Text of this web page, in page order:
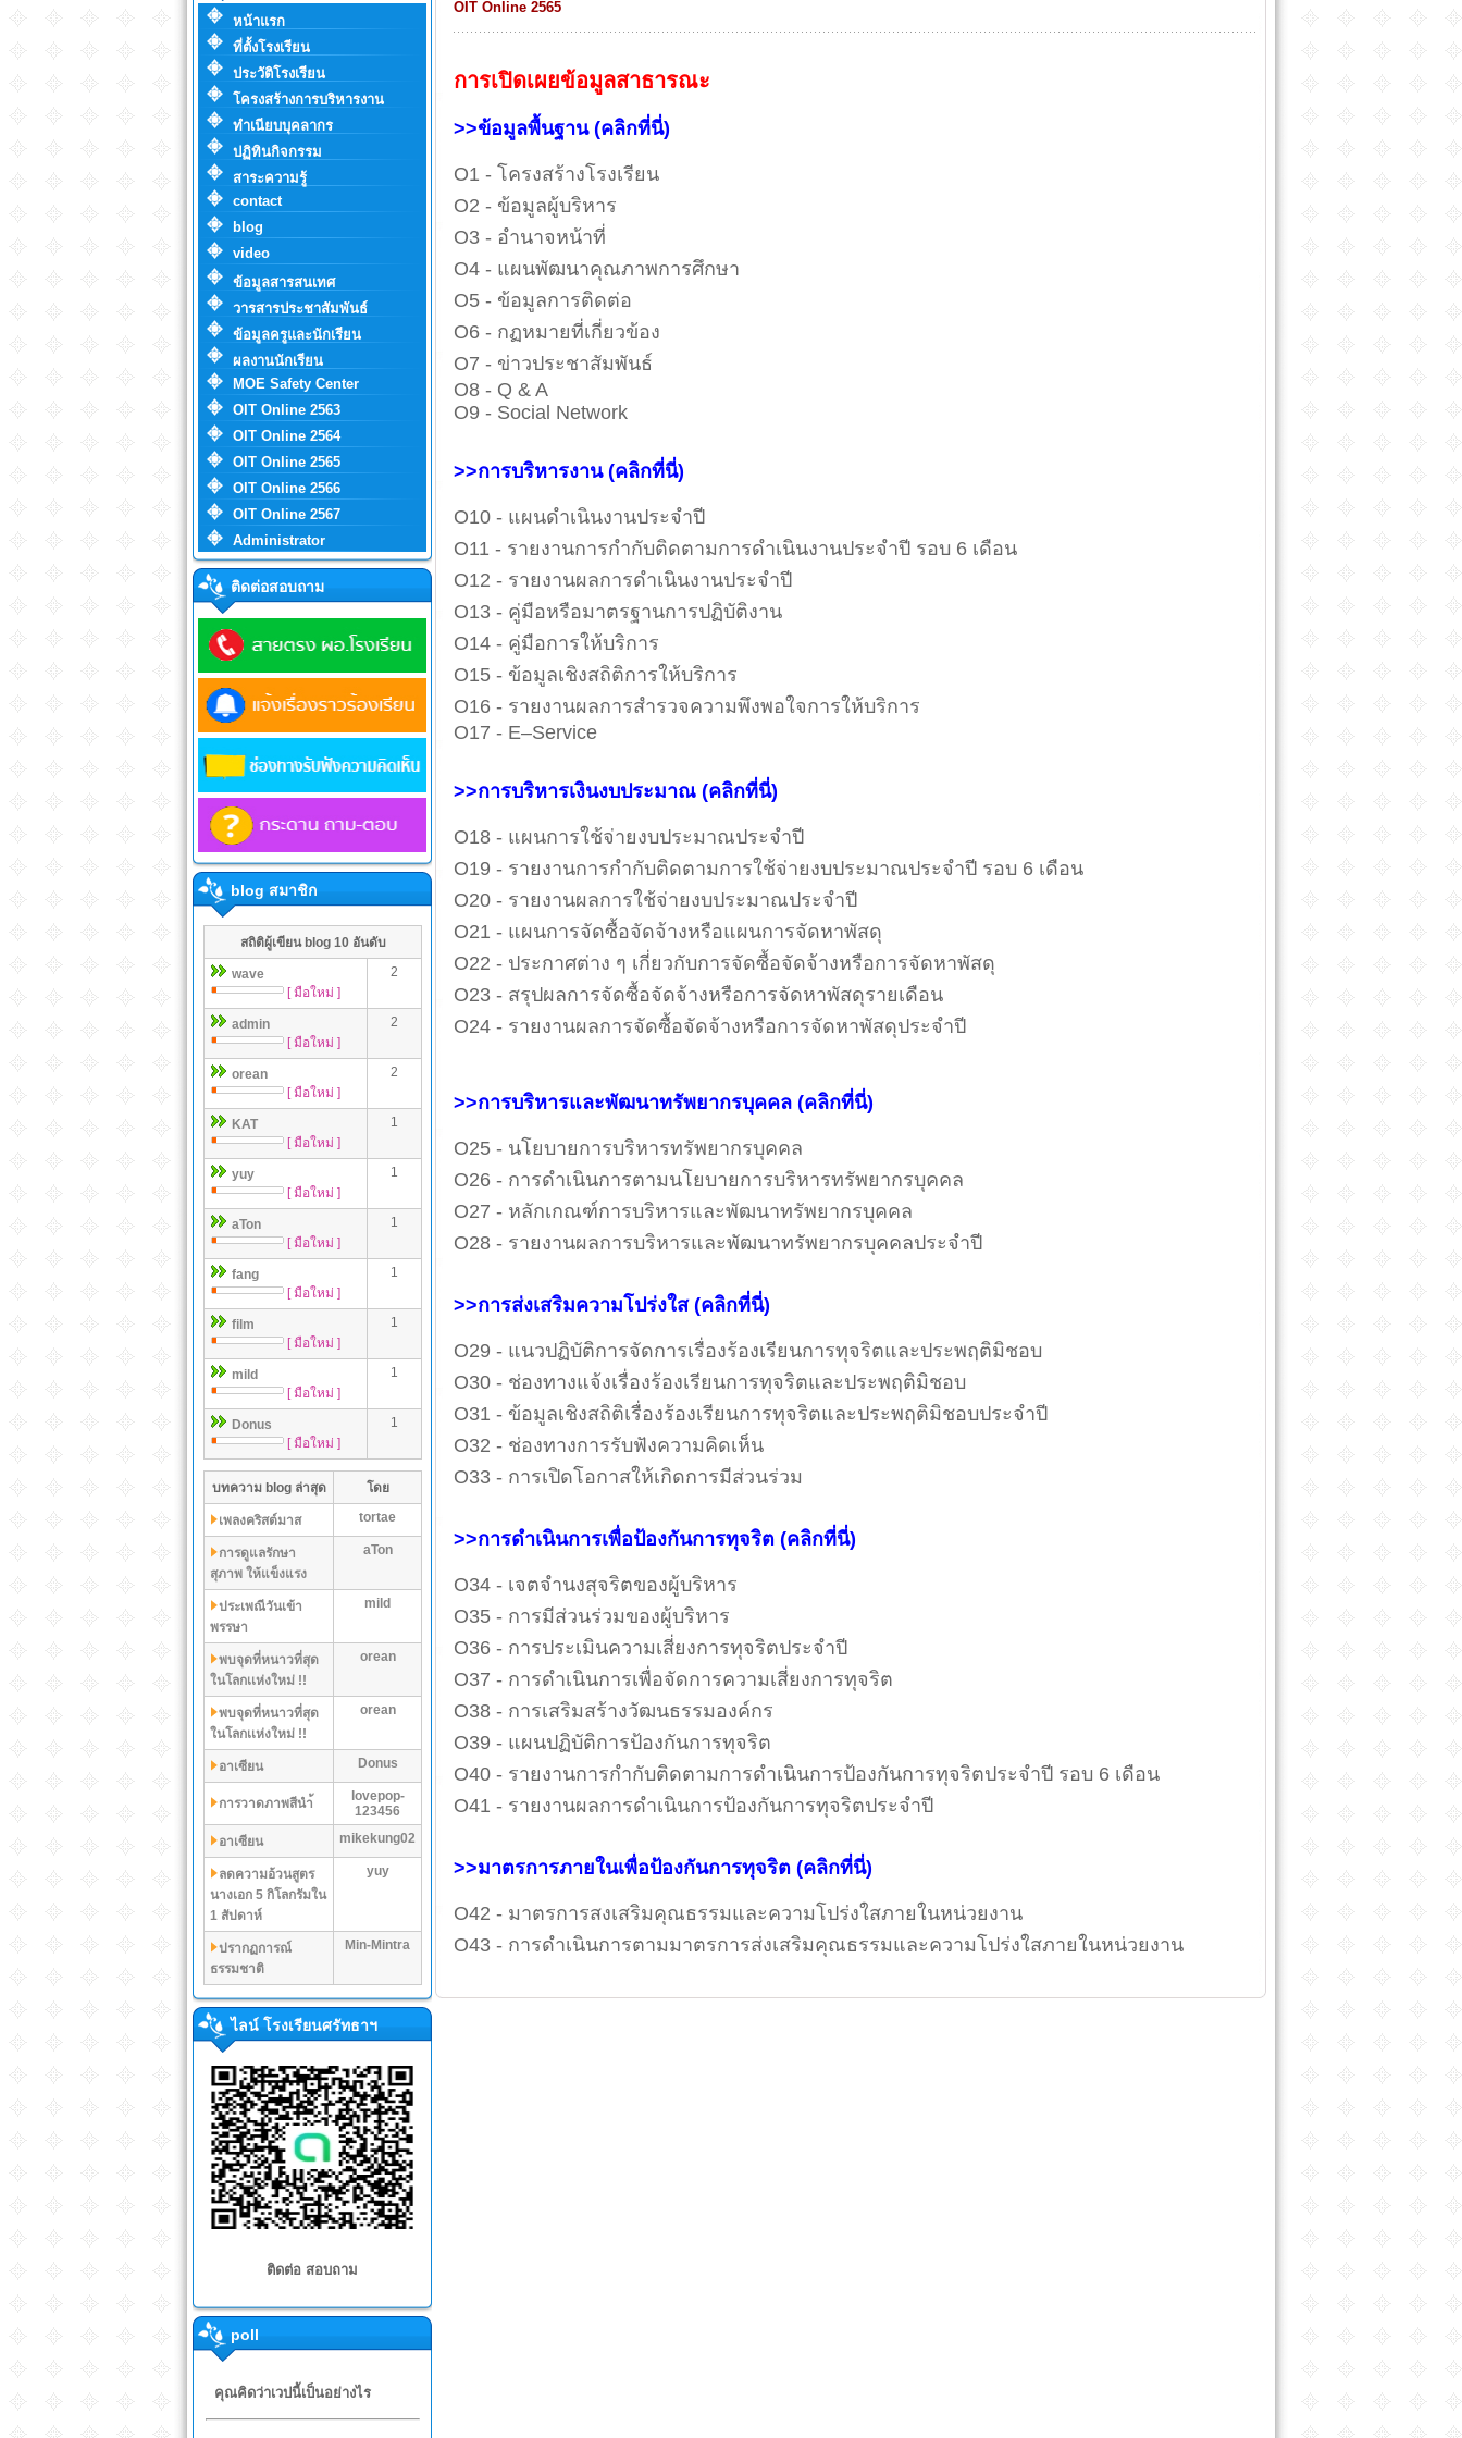
หน้าแรก
ที่ตั้งโรงเรียน
ประวัติโรงเรียน
โครงสร้างการบริหารงาน
ทำเนียบบุคลากร
ปฏิทินกิจกรรม
สาระความรู้
contact
blog
video
ข้อมูลสารสนเทศ
วารสารประชาสัมพันธ์
ข้อมูลครูและนักเรียน
ผลงานนักเรียน
MOE Safety Center
OIT Online 2563
OIT Online 2564
OIT Online 2565
OIT Online 2566
OIT Online 2567
Administrator
ติดต่อสอบถาม
blog สมาชิก
สถิติผู้เขียน blog 10 อันดับ
wave
[ มือใหม่ ]
2
admin
[ มือใหม่ ]
2
orean
[ มือใหม่ ]
2
KAT
[ มือใหม่ ]
1
yuy
[ มือใหม่ ]
1
aTon
[ มือใหม่ ]
1
fang
[ มือใหม่ ]
1
film
[ มือใหม่ ]
1
mild
[ มือใหม่ ]
1
Donus
[ มือใหม่ ]
1
บทความ blog ล่าสุด โดย
เพลงคริสต์มาส tortae
การดูแลรักษา
สุภาพ ให้แข็งแรง
aTon
ประเพณีวันเข้า
พรรษา
mild
พบจุดที่หนาวที่สุด
ในโลกเเห่งใหม่ !!
orean
พบจุดที่หนาวที่สุด
ในโลกเเห่งใหม่ !!
orean
อาเซียน Donus
การวาดภาพสีนำ้
lovepop-
123456
อาเซียน
mikekung02
ลดความอ้วนสูตร
นางเอก 5 กิโลกรัมใน
1 สัปดาห์
yuy
ปรากฏการณ์
ธรรมชาติ
Min-Mintra
ไลน์ โรงเรียนศรัทธาฯ
ติดต่อ สอบถาม
poll
คุณคิดว่าเวปนี้เป็นอย่างไร
OIT Online 2565
การเปิดเผยข้อมูลสาธารณะ
>>ข้อมูลพื้นฐาน (คลิกที่นี่)
O1 - โครงสร้างโรงเรียน
O2 - ข้อมูลผู้บริหาร
O3 - อำนาจหน้าที่
O4 - แผนพัฒนาคุณภาพการศึกษา
O5 - ข้อมูลการติดต่อ
O6 - กฏหมายที่เกี่ยวข้อง
O7 - ข่าวประชาสัมพันธ์
O8 - Q & A
O9 - Social Network
>>การบริหารงาน (คลิกที่นี่)
O10 - แผนดำเนินงานประจำปี
O11 - รายงานการกำกับติดตามการดำเนินงานประจำปี รอบ 6 เดือน
O12 - รายงานผลการดำเนินงานประจำปี
O13 - คู่มือหรือมาตรฐานการปฏิบัติงาน
O14 - คู่มือการให้บริการ
O15 - ข้อมูลเชิงสถิติการให้บริการ
O16 - รายงานผลการสำรวจความพึงพอใจการให้บริการ
O17 - E–Service
>>การบริหารเงินงบประมาณ (คลิกที่นี่)
O18 - แผนการใช้จ่ายงบประมาณประจำปี
O19 - รายงานการกำกับติดตามการใช้จ่ายงบประมาณประจำปี รอบ 6 เดือน
O20 - รายงานผลการใช้จ่ายงบประมาณประจำปี
O21 - แผนการจัดซื้อจัดจ้างหรือแผนการจัดหาพัสดุ
O22 - ประกาศต่าง ๆ เกี่ยวกับการจัดซื้อจัดจ้างหรือการจัดหาพัสดุ
O23 - สรุปผลการจัดซื้อจัดจ้างหรือการจัดหาพัสดุรายเดือน
O24 - รายงานผลการจัดซื้อจัดจ้างหรือการจัดหาพัสดุประจำปี
>>การบริหารและพัฒนาทรัพยากรบุคคล (คลิกที่นี่)
O25 - นโยบายการบริหารทรัพยากรบุคคล
O26 - การดำเนินการตามนโยบายการบริหารทรัพยากรบุคคล
O27 - หลักเกณฑ์การบริหารและพัฒนาทรัพยากรบุคคล
O28 - รายงานผลการบริหารและพัฒนาทรัพยากรบุคคลประจำปี
>>การส่งเสริมความโปร่งใส (คลิกที่นี่)
O29 - แนวปฏิบัติการจัดการเรื่องร้องเรียนการทุจริตและประพฤติมิชอบ
O30 - ช่องทางแจ้งเรื่องร้องเรียนการทุจริตและประพฤติมิชอบ
O31 - ข้อมูลเชิงสถิติเรื่องร้องเรียนการทุจริตและประพฤติมิชอบประจำปี
O32 - ช่องทางการรับฟังความคิดเห็น
O33 - การเปิดโอกาสให้เกิดการมีส่วนร่วม
>>การดำเนินการเพื่อป้องกันการทุจริต (คลิกที่นี่)
O34 - เจตจำนงสุจริตของผู้บริหาร
O35 - การมีส่วนร่วมของผู้บริหาร
O36 - การประเมินความเสี่ยงการทุจริตประจำปี
O37 - การดำเนินการเพื่อจัดการความเสี่ยงการทุจริต
O38 - การเสริมสร้างวัฒนธรรมองค์กร
O39 - แผนปฏิบัติการป้องกันการทุจริต
O40 - รายงานการกำกับติดตามการดำเนินการป้องกันการทุจริตประจำปี รอบ 6 เดือน
O41 - รายงานผลการดำเนินการป้องกันการทุจริตประจำปี
>>มาตรการภายในเพื่อป้องกันการทุจริต (คลิกที่นี่)
O42 - มาตรการสงเสริมคุณธรรมและความโปร่งใสภายในหน่วยงาน
O43 - การดำเนินการตามมาตรการส่งเสริมคุณธรรมและความโปร่งใสภายในหน่วยงาน